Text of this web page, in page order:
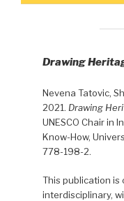
Drawing
Nevena Tatovic,
2021. Drawing
UNESCO Chair in
Know-How,
778-198-2.
This publication is
interdisciplinary,